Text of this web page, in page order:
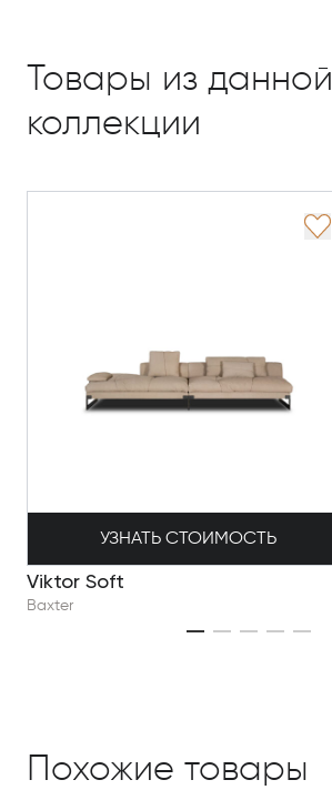
Товары из данной
коллекции
УЗНАТЬ СТОИМОСТЬ
Viktor Soft
Baxter
Похожие товары